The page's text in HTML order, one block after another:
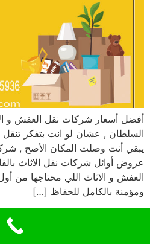
أفضل أسعار شركات نقل العفش و
السلطان , عشان لو انت بتفكر
يبقي أنت وصلت المكان الأصح ,
عروض أوائل شركات نقل الاثاث
ومؤمنة بالكامل للحفاظ […]